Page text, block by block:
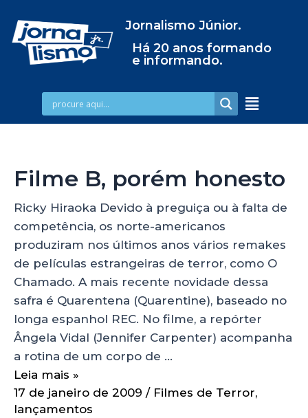
Jornalismo Júnior.
Há 20 anos formando
e informando.
Filme B, porém honesto
Ricky Hiraoka Devido à preguiça ou à falta de
competência, os norte-americanos
produziram nos últimos anos vários remakes
de películas estrangeiras de terror, como O
Chamado. A mais recente novidade dessa
safra é Quarentena (Quarentine), baseado no
longa espanhol REC. No filme, a repórter
Ângela Vidal (Jennifer Carpenter) acompanha
a rotina de um corpo de …
Leia mais »
17 de janeiro de 2009 / Filmes de Terror,
lançamentos